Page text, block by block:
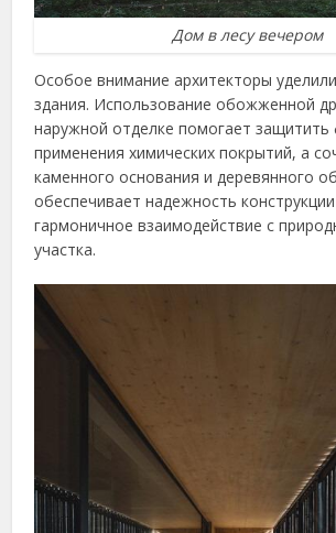
Дом в лесу вечером
Особое внимание архитекторы
здания. Использование обожженной
наружной отделке помогает защитить
применения химических покрытий, а
каменного основания и деревянного
обеспечивает надежность
гармоничное взаимодействие с
участка.